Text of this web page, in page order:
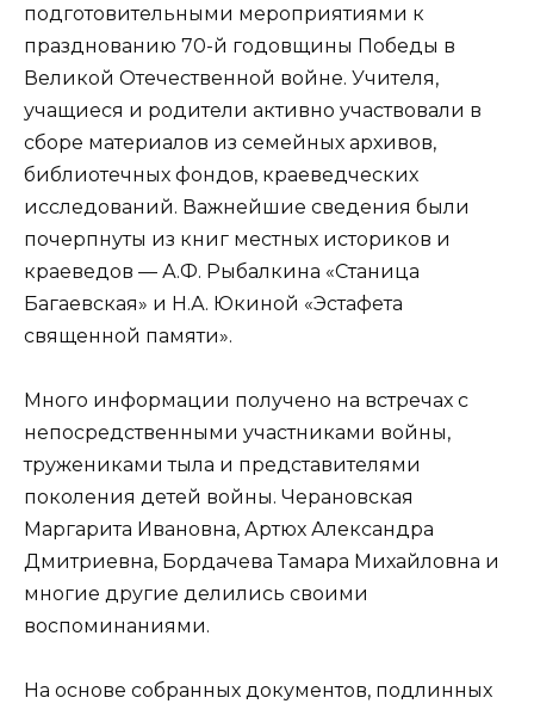
подготовительными мероприятиями к
празднованию 70-й годовщины Победы в
Великой Отечественной войне. Учителя,
учащиеся и родители активно участвовали в
сборе материалов из семейных архивов,
библиотечных фондов, краеведческих
исследований. Важнейшие сведения были
почерпнуты из книг местных историков и
краеведов — А.Ф. Рыбалкина «Станица
Багаевская» и Н.А. Юкиной «Эстафета
священной памяти».
Много информации получено на встречах с
непосредственными участниками войны,
тружениками тыла и представителями
поколения детей войны. Черановская
Маргарита Ивановна, Артюх Александра
Дмитриевна, Бордачева Тамара Михайловна и
многие другие делились своими
воспоминаниями.
На основе собранных документов, подлинных